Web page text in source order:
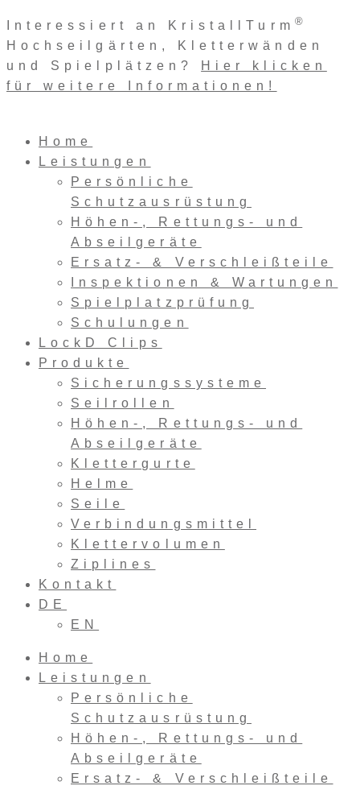
Zum
Inhalt
springen
Interessiert an KristallTurm ®
Hochseilgärten, Kletterwänden
und Spielplätzen?
Hier klicken
für weitere Informationen!
Home
Leistungen
Persönliche
Schutzausrüstung
Höhen-, Rettungs- und
Abseilgeräte
Ersatz- & Verschleißteile
Inspektionen & Wartungen
Spielplatzprüfung
Schulungen
LockD Clips
Produkte
Sicherungssysteme
Seilrollen
Höhen-, Rettungs- und
Abseilgeräte
Klettergurte
Helme
Seile
Verbindungsmittel
Klettervolumen
Ziplines
Kontakt
DE
EN
Home
Leistungen
Persönliche
Schutzausrüstung
Höhen-, Rettungs- und
Abseilgeräte
Ersatz- & Verschleißteile